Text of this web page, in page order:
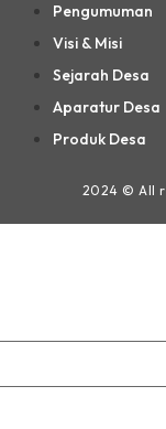
Pengumuman
Visi & Misi
Sejarah Desa
Aparatur Desa
Produk Desa
2024 © All